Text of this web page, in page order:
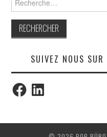
SUIVEZ NOUS
FacebookLinkedIn